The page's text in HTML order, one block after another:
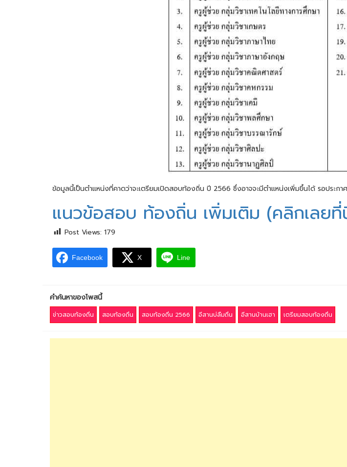
ข้อมูลนี้เป็นตำแหน่งที่คาดว่าจะเตรียมเปิดสอบท้องถิ่น ปี 2566 ซึ่งอาจจะมีตำแหน่งเพิ่มขึ้นได้ รอประกา
แนวข้อสอบ ท้องถิ่น เพิ่มเติม (คลิกเลย
Post Views: 179
Facebook X Line
คำค้นหาของโพสนี้
ข่าวสอบท้องถิ่น สอบท้องถิ่น สอบท้องถิ่น 2566 อีสานบ่ลืมถิ่น อีสานบ้านเฮา เตรียมสอบท้องถิ่น